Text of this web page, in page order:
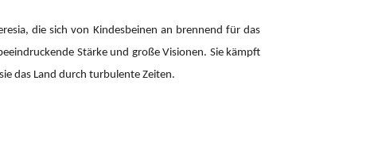
die sich von Kindesbeinen an brennend für das
Stärke und große Visionen. Sie kämpft
das Land durch turbulente Zeiten.